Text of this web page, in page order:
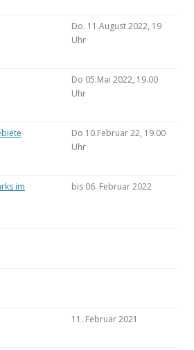
Do. 11.August 2022, 19
Uhr
Do 05.Mai 2022, 19.00
Uhr
Do 10.Februar 22, 19.00
Uhr
im
bis 06. Februar 2022
11. Februar 2021